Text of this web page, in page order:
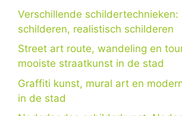
Verschillende
schilderen, realistisch schilderen
Street art route, wandeling en
mooiste straatkunst in de stad
Graffiti kunst, mural art en
in de stad